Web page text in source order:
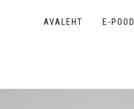
AVALEHT E-POOD